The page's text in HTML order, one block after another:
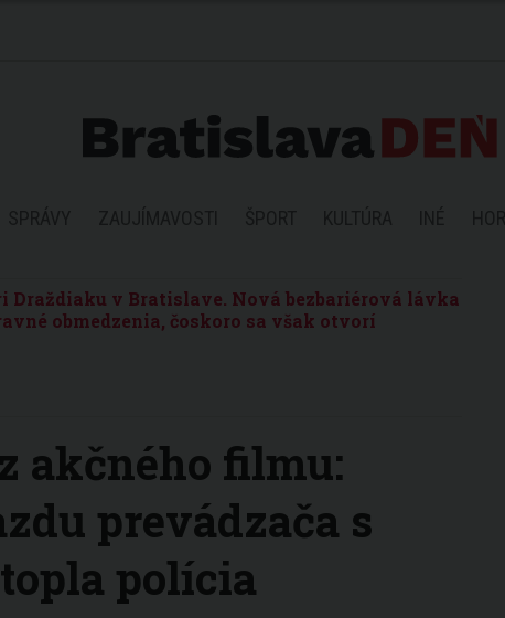
Draždiaku v Bratislave. Nová bezbariérová lávka
obmedzenia, čoskoro sa však otvorí
akčného filmu:
prevádzača s
polícia